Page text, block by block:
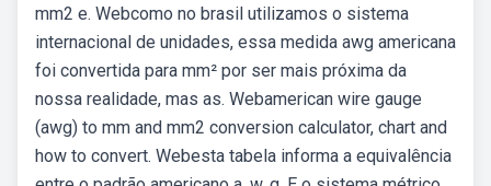
mm2 e. Webcomo no brasil utilizamos o sistema
internacional de unidades, essa medida awg americana
foi convertida para mm² por ser mais próxima da
nossa realidade, mas as. Webamerican wire gauge
(awg) to mm and mm2 conversion calculator, chart and
how to convert. Webesta tabela informa a equivalência